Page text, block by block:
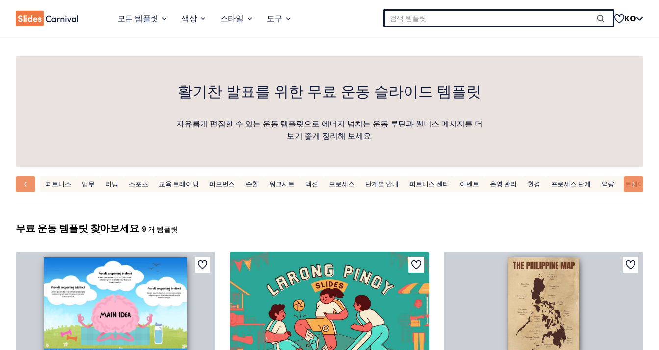
모든 템플릿 색상 스타일 도구
색:
KO
활기찬 발표를 위한 무료 운동 슬라이드 템플릿
자유롭게 편집할 수 있는 운동 템플릿으로 에너지 넘치는 운동 루틴과 웰니스 메시지를 더
보기 좋게 정리해 보세요.
피트니스 업무 러닝 스포츠 교육 트레이닝 퍼포먼스 순환 워크시트 액션 프로세스 단계별 안내 피트니스 센터 이벤트 운영 관리 환경 프로세스 단계 역량 트레이딩
무료 운동 템플릿 찾아보세요 9 개 템플릿